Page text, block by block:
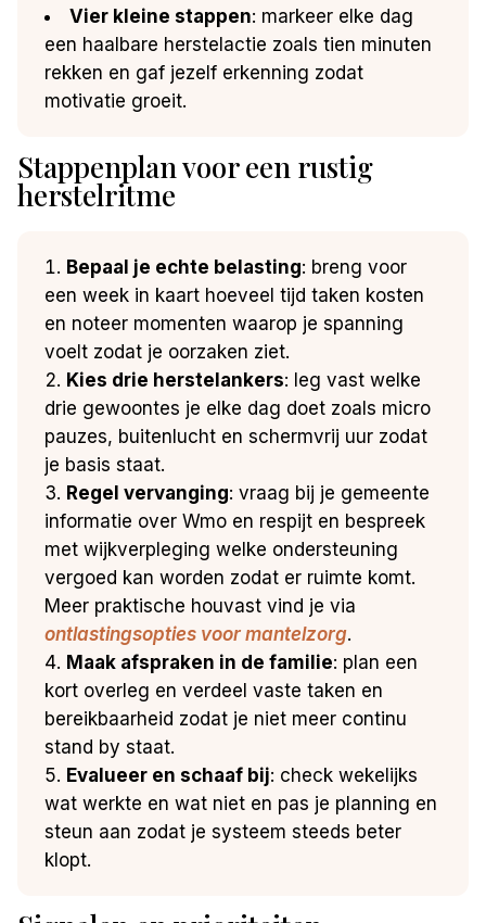
Vier kleine stappen: markeer elke dag
een haalbare herstelactie zoals tien minuten
rekken en gaf jezelf erkenning zodat
motivatie groeit.
Stappenplan voor een rustig
herstelritme
Bepaal je echte belasting: breng voor
een week in kaart hoeveel tijd taken kosten
en noteer momenten waarop je spanning
voelt zodat je oorzaken ziet.
Kies drie herstelankers: leg vast welke
drie gewoontes je elke dag doet zoals micro
pauzes, buitenlucht en schermvrij uur zodat
je basis staat.
Regel vervanging: vraag bij je gemeente
informatie over Wmo en respijt en bespreek
met wijkverpleging welke ondersteuning
vergoed kan worden zodat er ruimte komt.
Meer praktische houvast vind je via
ontlastingsopties voor mantelzorg.
Maak afspraken in de familie: plan een
kort overleg en verdeel vaste taken en
bereikbaarheid zodat je niet meer continu
stand by staat.
Evalueer en schaaf bij: check wekelijks
wat werkte en wat niet en pas je planning en
steun aan zodat je systeem steeds beter
klopt.